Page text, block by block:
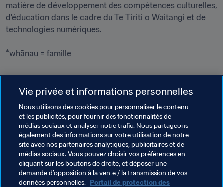
matière de développement des compétences culturelles,
d'éducation dans le cadre du Te Tiriti o Waitangi et de
technologies numériques.
*whānau = famille
Thèmes en lien
Développement Durable Droits de l'Homme
Organisation
Vie privée et informations personnelles
Nous utilisons des cookies pour personnaliser le contenu
et les publicités, pour fournir des fonctionnalités de
médias sociaux et analyser notre trafic. Nous partageons
également des informations sur votre utilisation de notre
site avec nos partenaires analytiques, publicitaires et de
médias sociaux. Vous pouvez choisir vos préférences en
cliquant sur les boutons de droite, et déposer une
demande d’opposition à la vente / la transmission de vos
données personnelles. Portail de protection des